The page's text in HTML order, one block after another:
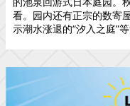
看。园内还有正宗的数寄
示潮水涨退的“汐入之庭”等